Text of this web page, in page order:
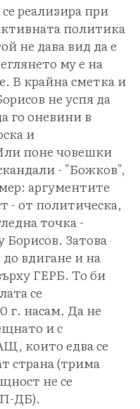
реализира при
политика
не дава вид да е
му е на
В крайна сметка и
не успя да
го оневини в
и
поне човешки
- "Божков",
аргументите
- от политическа,
точка -
Борисов. Затова
вдигане и на
ГЕРБ. То би
се
г. насам. Да не
и с
които едва се
страна (трима
не се
ДБ).